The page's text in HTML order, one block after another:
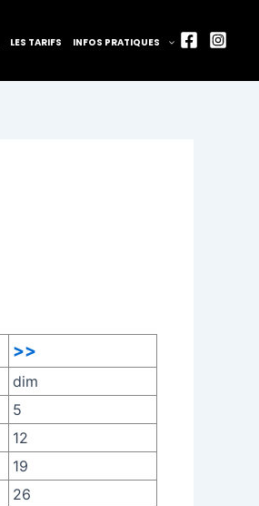
LES TARIFS INFOS PRATIQUES
>>
dim
5
12
19
26